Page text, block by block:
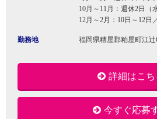
10月～11月：週休2日（
12月～2月：10日～12日
勤務地 福岡県糟屋郡粕屋町江
詳細はこち
今すぐ応募